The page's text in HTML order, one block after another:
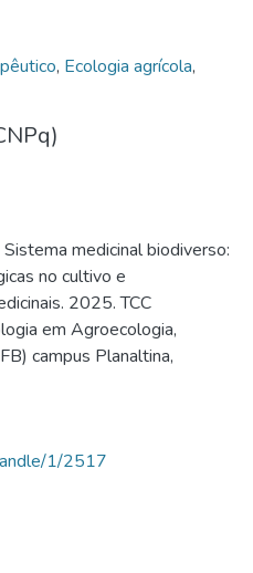
, Ecologia agrícola,
medicinal biodiverso:
no cultivo e
2025. TCC
em Agroecologia,
campus Planaltina,
1/2517